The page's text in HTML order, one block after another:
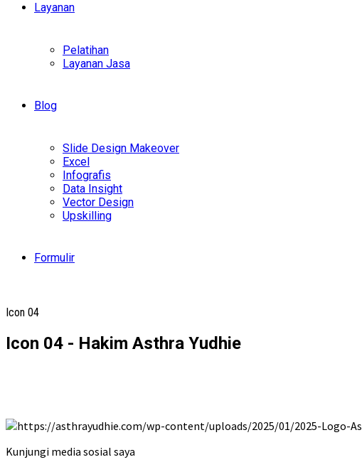
Layanan
Pelatihan
Layanan Jasa
Blog
Slide Design Makeover
Excel
Infografis
Data Insight
Vector Design
Upskilling
Formulir
Icon 04
Icon 04 - Hakim Asthra Yudhie
Kunjungi media sosial saya